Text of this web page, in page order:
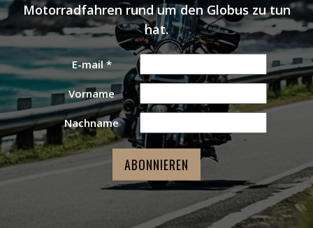
Motorradfahren rund um den Globus zu tun
hat.
E-mail*
Vorname
Nachname